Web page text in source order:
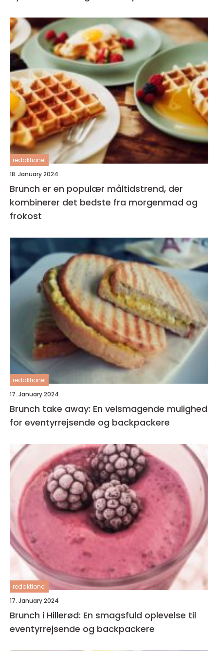
redaktionel
18. January 2024
Brunch er en populær måltidstrend, der
kombinerer det bedste fra morgenmad og
frokost
redaktionel
17. January 2024
Brunch take away: En velsmagende mulighed
for eventyrrejsende og backpackere
redaktionel
17. January 2024
Brunch i Hillerød: En smagsfuld oplevelse til
eventyrrejsende og backpackere